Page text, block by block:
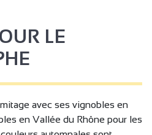
LE
avec ses vignobles en
en Vallée du Rhône pour les